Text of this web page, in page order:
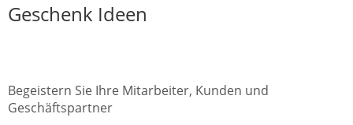
Geschenk Ideen
Begeistern Sie Ihre Mitarbeiter, Kunden und
Geschäftspartner